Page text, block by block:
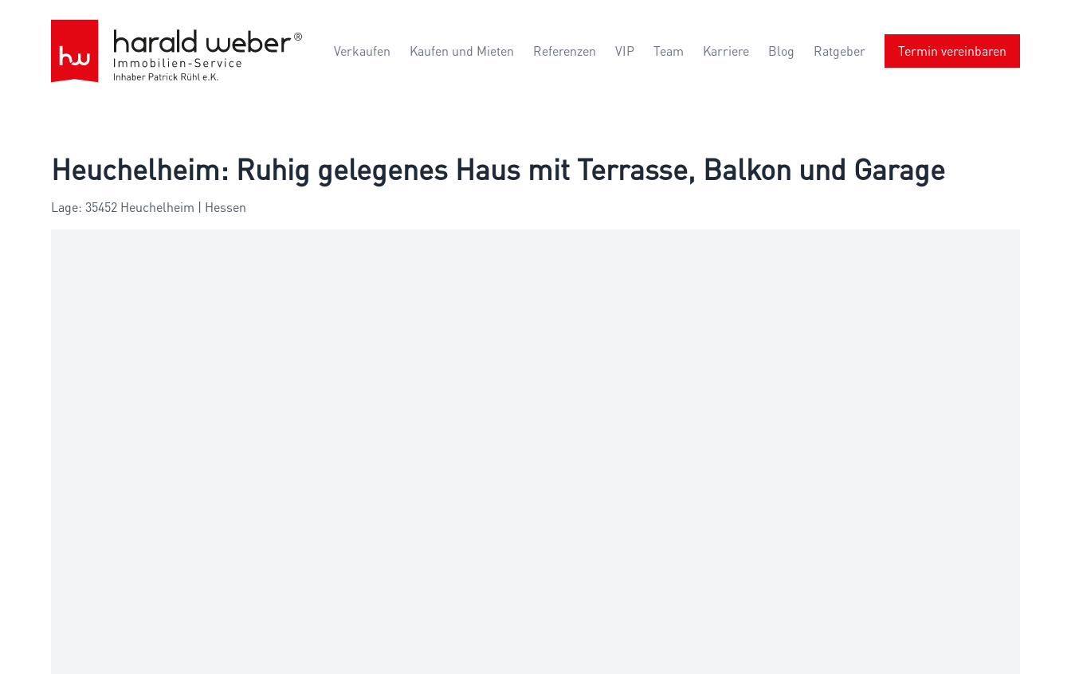
Verkaufen Kaufen und Mieten Referenzen VIP Team Karriere Blog Ratgeber Termin vereinbaren
Heuchelheim: Ruhig gelegenes Haus mit Terrasse, Balkon und Garage
Lage: 35452 Heuchelheim | Hessen